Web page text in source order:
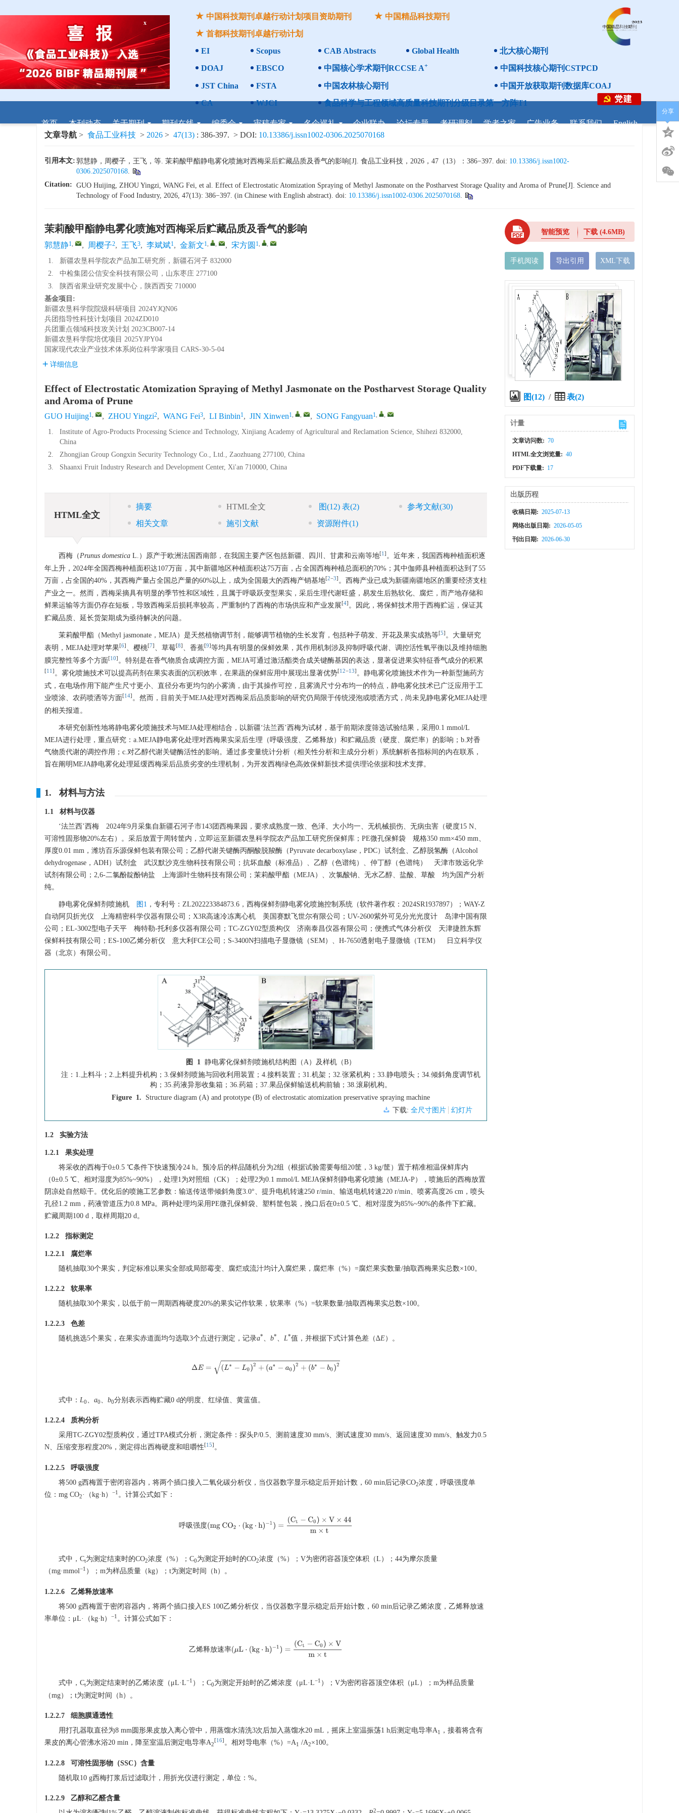
ISSN 1002-0306
CN 11-1759/TS
中国科技期刊卓越行动计划项目资助期刊
中国精品科技期刊
首都科技期刊卓越行动计划
EI
Scopus CAB Abstracts Global Health
北大核心期刊
DOAJ
EBSCO 中国核心学术期刊RCCSE A+ 中国科技核心期刊CSTPCD
JST China FSTA 中国农林核心期刊
中国开放获取期刊数据库COAJ
CA
WJCI 食品科学与工程领域高质量科技期刊分级目录第一方阵T1
首页 本刊动态 关于期刊 期刊在线 编委会 审稿专家 名企巡礼 企业联办 论坛专题 考研调剂 学者之家 广告业务 联系我们
English
文章导航 > 食品工业科技 > 2026 > 47(13) : 386-397. > DOI: 10.13386/j.issn1002-0306.2025070168
引用本文: 郭慧静，周樱子，王飞，等. 茉莉酸甲酯静电雾化喷施对西梅采后贮藏品质及香气的影响[J]. 食品工业科技，2026，47（13）：386−397. doi: 10.13386/j.issn1002-
0306.2025070168.
Citation: GUO Huijing, ZHOU Yingzi, WANG Fei, et al. Effect of Electrostatic Atomization Spraying of Methyl Jasmonate on the Postharvest Storage Quality and Aroma of Prune[J]. Science and
Technology of Food Industry, 2026, 47(13): 386−397. (in Chinese with English abstract). doi: 10.13386/j.issn1002-0306.2025070168.
茉莉酸甲酯静电雾化喷施对西梅采后贮藏品质及香气的影响
郭慧静1, , 周樱子2, 王飞3, 李斌斌1, 金新文1, , , 宋方圆 1, ,
1.
新疆农垦科学院农产品加工研究所，新疆石河子 832000
2.
中检集团公信安全科技有限公司，山东枣庄 277100
3.
陕西省果业研究发展中心，陕西西安 710000
基金项目:
新疆农垦科学院院级科研项目 2024YJQN06
兵团指导性科技计划项目 2024ZD010
兵团重点领域科技攻关计划 2023CB007-14
新疆农垦科学院培优项目 2025YJPY04
国家现代农业产业技术体系岗位科学家项目 CARS-30-5-04
详细信息
Effect of Electrostatic Atomization Spraying of Methyl Jasmonate on the Postharvest Storage Quality
and Aroma of Prune
GUO Huijing1, , ZHOU Yingzi2, WANG Fei3, LI Binbin1, JIN Xinwen1, , , SONG Fangyuan1, ,
1.
Institute of Agro-Products Processing Science and Technology, Xinjiang Academy of Agricultural and Reclamation Science, Shihezi 832000,
China
2.
Zhongjian Group Gongxin Security Technology Co., Ltd., Zaozhuang 277100, China
3.
Shaanxi Fruit Industry Research and Development Center, Xi'an 710000, China
HTML全文
摘要 HTML全文 图(12) 表(2) 参考文献(30)
相关文章
施引文献 资源附件(1)
西梅（Prunus domestica L.）原产于欧洲法国西南部，在我国主要产区包括新疆、四川、甘肃和云南等地[1 ] 。近年来，我国西梅种植面积逐
年上升，2024年全国西梅种植面积达107万亩，其中新疆地区种植面积达75万亩，占全国西梅种植总面积的70%；其中伽师县种植面积达到了55
万亩，占全国的40%，其西梅产量占全国总产量的60%以上，成为全国最大的西梅产销基地[2−3] 。西梅产业已成为新疆南疆地区的重要经济支柱
产业之一。然而，西梅采摘具有明显的季节性和区域性，且属于呼吸跃变型果实，采后生理代谢旺盛，易发生后熟软化、腐烂，而产地存储和
鲜果运输等方面仍存在短板，导致西梅采后损耗率较高，严重制约了西梅的市场供应和产业发展[4] 。因此，将保鲜技术用于西梅贮运，保证其
贮藏品质、延长货架期成为亟待解决的问题。
茉莉酸甲酯（Methyl jasmonate，MEJA）是天然植物调节剂，能够调节植物的生长发育，包括种子萌发、开花及果实成熟等[5] 。大量研究
表明，MEJA处理对苹果[6] 、樱桃[7] 、草莓[8] 、香蕉[9]等均具有明显的保鲜效果，其作用机制涉及抑制呼吸代谢、调控活性氧平衡以及维持细胞
膜完整性等多个方面[10] 。特别是在香气物质合成调控方面，MEJA可通过激活酯类合成关键酶基因的表达，显著促进果实特征香气成分的积累
[11 ] 。雾化喷施技术可以提高药剂在果实表面的沉积效率，在果蔬的保鲜应用中展现出显著优势[12−13] 。静电雾化喷施技术作为一种新型施药方
式，在电场作用下能产生尺寸更小、直径分布更均匀的小雾滴，由于其操作可控，且雾滴尺寸分布均一的特点，静电雾化技术已广泛应用于工
业喷涂、农药喷洒等方面[14] 。然而，目前关于MEJA处理对西梅采后品质影响的研究仍局限于传统浸泡或喷洒方式，尚未见静电雾化MEJA处理
的相关报道。
本研究创新性地将静电雾化喷施技术与MEJA处理相结合，以新疆‘法兰西’西梅为试材，基于前期浓度筛选试验结果，采用0.1 mmol/L
MEJA进行处理，重点研究：a.MEJA静电雾化处理对西梅果实采后生理（呼吸强度、乙烯释放）和贮藏品质（硬度、腐烂率）的影响；b.对香
气物质代谢的调控作用；c.对乙醇代谢关键酶活性的影响。通过多变量统计分析（相关性分析和主成分分析）系统解析各指标间的内在联系，
旨在阐明MEJA静电雾化处理延缓西梅采后品质劣变的生理机制，为开发西梅绿色高效保鲜新技术提供理论依据和技术支撑。
1. 材料与方法
1.1 材料与仪器
‘法兰西’西梅 2024年9月采集自新疆石河子市143团西梅果园，要求成熟度一致、色泽、大小均一、无机械损伤、无病虫害（硬度15 N、
可溶性固形物20%左右）。采后放置于周转筐内，立即运至新疆农垦科学院农产品加工研究所保鲜库；PE微孔保鲜袋 规格350 mm×450 mm、
厚度0.01 mm，潍坊百乐源保鲜包装有限公司；乙醇代谢关键酶丙酮酸脱羧酶（Pyruvate decarboxylase，PDC）试剂盒、乙醇脱氢酶（Alcohol
dehydrogenase，ADH）试剂盒 武汉默沙克生物科技有限公司；抗坏血酸（标准品）、乙醇（色谱纯）、仲丁醇（色谱纯） 天津市致远化学
试剂有限公司；2,6-二氯酚靛酚钠盐 上海源叶生物科技有限公司；茉莉酸甲酯（MEJA）、次氯酸钠、无水乙醇、盐酸、草酸 均为国产分析
纯。
静电雾化保鲜剂喷施机 图1 ，专利号：ZL202223384873.6，西梅保鲜剂静电雾化喷施控制系统（软件著作权：2024SR1937897）；WAY-Z
自动阿贝折光仪 上海精密科学仪器有限公司；X3R高速冷冻离心机 美国赛默飞世尔有限公司；UV-2600紫外可见分光光度计 岛津中国有限
公司；EL-3002型电子天平 梅特勒-托利多仪器有限公司；TC-ZGY02型质构仪 济南泰昌仪器有限公司；便携式气体分析仪 天津捷胜东辉
保鲜科技有限公司；ES-100乙烯分析仪 意大利FCE公司；S-3400N扫描电子显微镜（SEM）、H-7650透射电子显微镜（TEM） 日立科学仪
器（北京）有限公司。
图 1
静电雾化保鲜剂喷施机结构图（A）及样机（B）
注：1.上料斗；2.上料提升机构；3.保鲜剂喷施与回收利用装置；4.接料装置；31.机架；32.张紧机构；33.静电喷头；34.倾斜角度调节机
构；35.药液异形收集箱；36.药箱；37.果品保鲜输送机构前轴；38.滚刷机构。
Figure 1.
Structure diagram (A) and prototype (B) of electrostatic atomization preservative spraying machine
下载: 全尺寸图片 幻灯片
1.2 实验方法
1.2.1 果实处理
将采收的西梅于0±0.5 ℃条件下快速预冷24 h。预冷后的样品随机分为2组（根据试验需要每组20筐，3 kg/筐）置于精准相温保鲜库内
（0±0.5 ℃、相对湿度为85%~90%），处理1为对照组（CK）；处理2为0.1 mmol/L MEJA保鲜剂静电雾化喷施（MEJA-P），喷施后的西梅放置
阴凉处自然晾干。优化后的喷施工艺参数：输送传送带倾斜角度3.0°、提升电机转速250 r/min、输送电机转速220 r/min、喷雾高度26 cm，喷头
孔径1.2 mm，药液管道压力0.8 MPa。两种处理均采用PE微孔保鲜袋、塑料筐包装，挽口后在0±0.5 ℃、相对湿度为85%~90%的条件下贮藏。
贮藏周期100 d，取样周期20 d。
1.2.2 指标测定
1.2.2.1 腐烂率
随机抽取30个果实，判定标准以果实全部或局部霉变、腐烂或流汁均计入腐烂果，腐烂率（%）=腐烂果实数量/抽取西梅果实总数×100。
1.2.2.2 软果率
随机抽取30个果实，以低于前一周期西梅硬度20%的果实记作软果，软果率（%）=软果数量/抽取西梅果实总数×100。
1.2.2.3 色差
随机挑选5个果实，在果实赤道面均匀选取3个点进行测定，记录a* b* L*值，并根据下式计算色差（∆E）。
E= (L∗ L0 )2+ ( ∗ −a (b∗− b0 )
式中： L0 a0 b0分别表示西梅贮藏0 d的明度、红绿值、黄蓝值。
1.2.2.4 质构分析
采用TC-ZGY02型质构仪，通过TPA模式分析，测定条件：探头P/0.5、测前速度30 mm/s、测试速度30 mm/s、返回速度30 mm/s、触发力0.5
N、压缩变形程度20%，测定得出西梅硬度和咀嚼性[15] 。
1.2.2.5 呼吸强度
将500 g西梅置于密闭容器内，将两个插口接入二氧化碳分析仪，当仪器数字显示稳定后开始计数，60 min后记录CO2浓度，呼吸强度单
位：mg CO2·（kg·h） −1 。计算公式如下：
呼吸强度
吸 强 h − 1 C t−C 0) ×V×44m× t
式中，Ct为测定结束时的CO2浓度（%）；C0为测定开始时的CO2浓度（%）；V为密闭容器顶空体积（L）；44为摩尔质量
（mg·mmol−1 ）；m为样品质量（kg）；t为测定时间（h）。
1.2.2.6 乙烯释放速率
将500 g西梅置于密闭容器内，将两个插口接入ES 100乙烯分析仪，当仪器数字显示稳定后开始计数，60 min后记录乙烯浓度，乙烯释放速
率单位：μL·（kg·h）
−1 。计算公式如下：
乙烯释放速率
乙 放 速 L −1 t−C 0)×Vm×t
式中，Ct为测定结束时的乙烯浓度（μL·L−1 ）；C0为测定开始时的乙烯浓度（μL·L−1 ）；V为密闭容器顶空体积（μL）；m为样品质量
（mg）；t为测定时间（h）。
1.2.2.7 细胞膜通透性
用打孔器取直径为8 mm圆形果皮放入离心管中，用蒸馏水清洗3次后加入蒸馏水20 mL，摇床上室温振荡1 h后测定电导率A1
，接着将含有
果皮的离心管沸水浴20 min，降至室温后测定电导率A2
[16] 。相对导电率（%）=A1 /A2×100。
1.2.2.8 可溶性固形物（SSC）含量
随机取10 g西梅打浆后过滤取汁，用折光仪进行测定，单位：%。
1.2.2.9 乙醇和乙醛含量
2
智能预览 下载(4.6MB)
手机阅读 导出引用 XML下载
图(12) / 表(2)
计量
文章访问数: 70
HTML全文浏览量: 40
PDF下载量: 17
出版历程
收稿日期: 2025-07-13
网络出版日期: 2026-05-05
刊出日期: 2026-06-30
分享
x